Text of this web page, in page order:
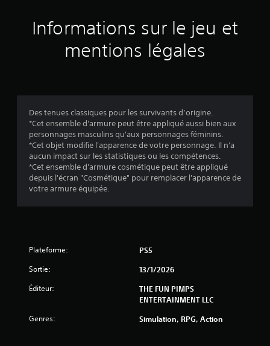
a
:
4
.
7
o
Informations sur le jeu et
mentions légales
Des tenues classiques pour les survivants d’origine.
*Cet ensemble d'armure peut être appliqué aussi bien aux
personnages masculins qu'aux personnages féminins.
*Cet objet modifie l'apparence de votre personnage. Il n'a
aucun impact sur les statistiques ou les compétences.
*Cet ensemble d'armure cosmétique peut être appliqué
depuis l'écran "Cosmétique" pour remplacer l'apparence de
votre armure équipée.
Plateforme: PS5
Sortie: 13/1/2026
Éditeur:
THE FUN PIMPS
ENTERTAINMENT LLC
Genres: Simulation, RPG, Action